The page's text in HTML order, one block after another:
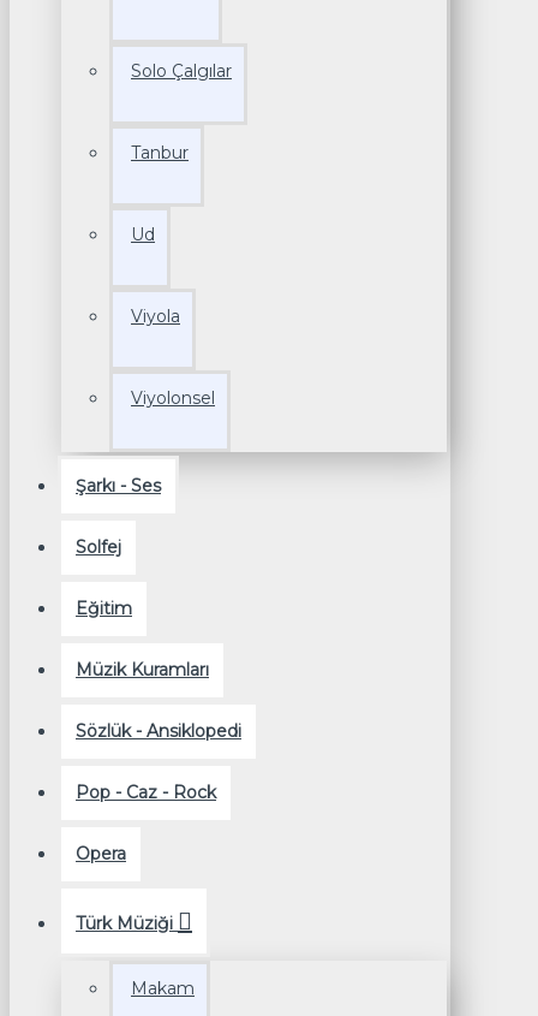
Solo Çalgılar
Tanbur
Ud
Viyola
Viyolonsel
Şarkı - Ses
Solfej
Eğitim
Müzik Kuramları
Sözlük - Ansiklopedi
Pop - Caz - Rock
Opera
Türk Müziği
Makam